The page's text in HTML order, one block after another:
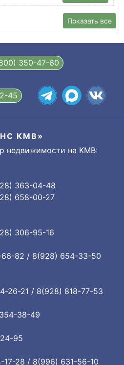
Показать все
350-47-60
45
КМВ»
недвижимости на КМВ:
363-04-48
658-00-27
306-95-16
66-82 / 8(928) 654-33-50
26-21 / 8(928) 818-77-53
38-49
95
17-28 / 8(996) 631-56-10